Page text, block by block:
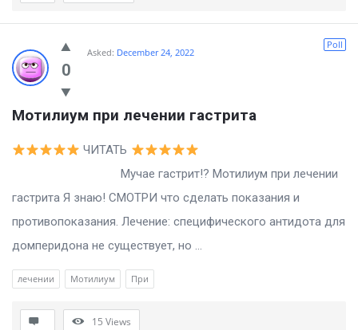
0
Poll
Asked: December 24, 2022
Мотилиум при лечении гастрита
ЧИТАТЬ
Мучае гастрит!? Мотилиум при лечении
гастрита Я знаю! СМОТРИ что сделать показания и
противопоказания. Лечение: специфического антидота для
домперидона не существует, но ...
лечении Мотилиум При
15 Views